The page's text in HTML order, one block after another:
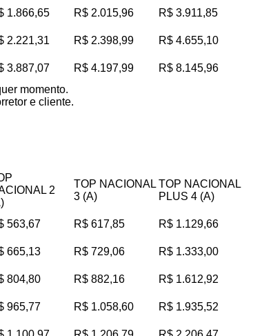
1.866,65 R$ 2.015,96
R$ 3.911,85
2.221,31 R$ 2.398,99
R$ 4.655,10
3.887,07 R$ 4.197,99
R$ 8.145,96
momento.
e cliente.
2
TOP NACIONAL
3 (A)
TOP NACIONAL
PLUS 4 (A)
563,67 R$ 617,85
R$ 1.129,66
665,13 R$ 729,06
R$ 1.333,00
804,80 R$ 882,16
R$ 1.612,92
965,77 R$ 1.058,60
R$ 1.935,52